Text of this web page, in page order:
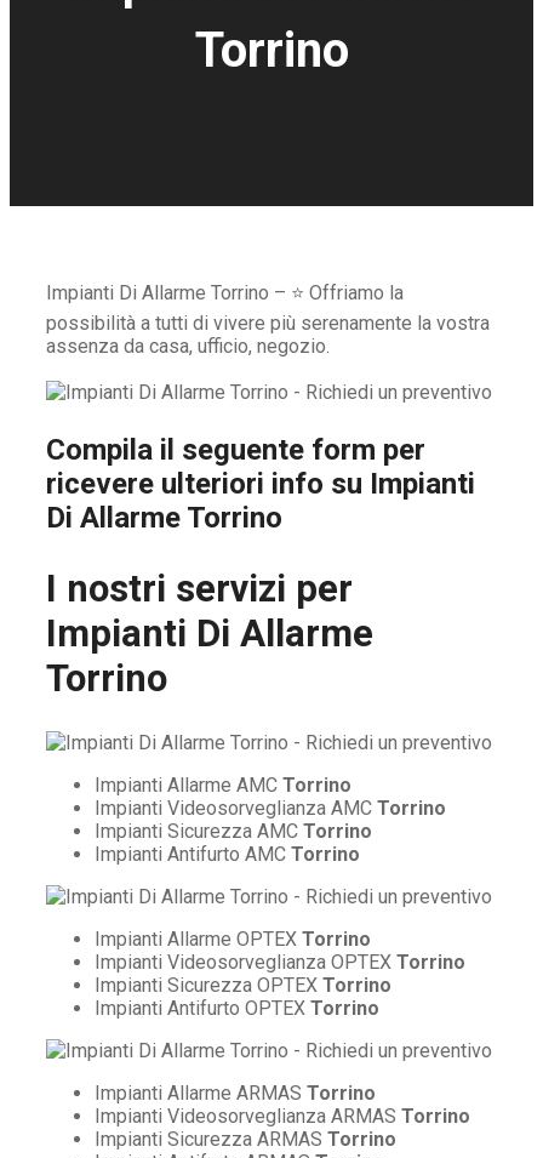
Torrino
Impianti Di Allarme Torrino – ⭐ Offriamo la
possibilità a tutti di vivere più serenamente la vostra
assenza da casa, ufficio, negozio.
Compila il seguente form per
ricevere ulteriori info su Impianti
Di Allarme Torrino
I nostri servizi per
Impianti Di Allarme
Torrino
Impianti Allarme AMC Torrino
Impianti Videosorveglianza AMC Torrino
Impianti Sicurezza AMC Torrino
Impianti Antifurto AMC Torrino
Impianti Allarme OPTEX Torrino
Impianti Videosorveglianza OPTEX Torrino
Impianti Sicurezza OPTEX Torrino
Impianti Antifurto OPTEX Torrino
Impianti Allarme ARMAS Torrino
Impianti Videosorveglianza ARMAS Torrino
Impianti Sicurezza ARMAS Torrino